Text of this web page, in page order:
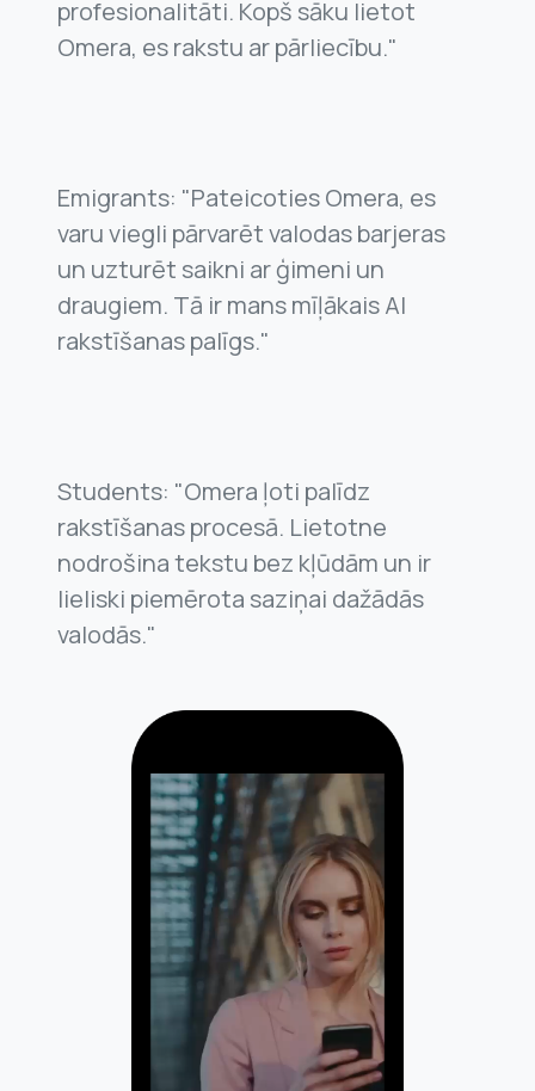
profesionalitāti. Kopš sāku lietot
Omera, es rakstu ar pārliecību."
Emigrants: "Pateicoties Omera, es
varu viegli pārvarēt valodas barjeras
un uzturēt saikni ar ģimeni un
draugiem. Tā ir mans mīļākais AI
rakstīšanas palīgs."
Students: "Omera ļoti palīdz
rakstīšanas procesā. Lietotne
nodrošina tekstu bez kļūdām un ir
lieliski piemērota saziņai dažādās
valodās."